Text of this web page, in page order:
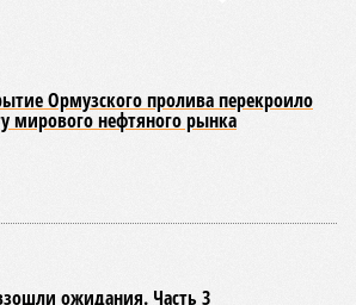
Ормузского пролива перекроило
мирового нефтяного рынка
ожидания. Часть 3